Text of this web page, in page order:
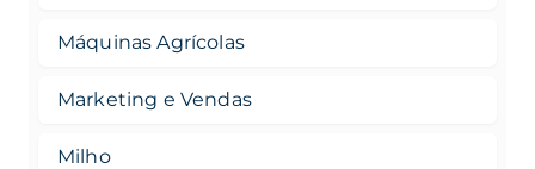
Máquinas Agrícolas
Marketing e Vendas
Milho